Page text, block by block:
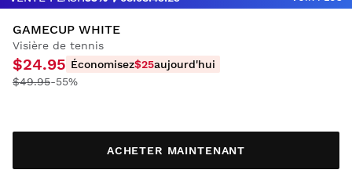
GAMECUP WHITE
Visière de tennis
$24.95 Économisez$25aujourd'hui
$49.95-55%
ACHETER MAINTENANT